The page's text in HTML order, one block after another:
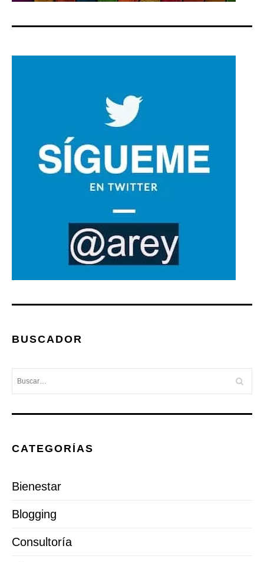
BUSCADOR
CATEGORÍAS
Bienestar
Blogging
Consultoría